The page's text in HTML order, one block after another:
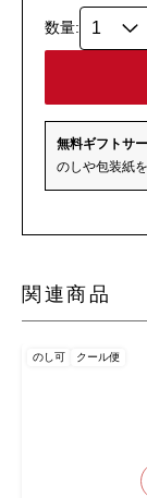
数量:
無料ギフトサ
のしや包装紙
関連商品
のし可 クール便